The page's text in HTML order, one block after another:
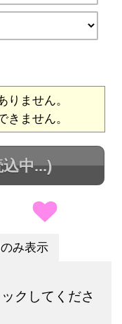
ません。
ません。
中...)
み表示
クしてくださ